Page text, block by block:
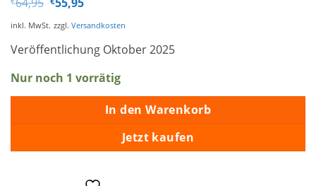
Preis
war: ist:
inkl. MwSt. zzgl. Versandkosten
Veröffentlichung Oktober 2025
Nur noch 1 vorrätig
In den Warenkorb
Jetzt kaufen